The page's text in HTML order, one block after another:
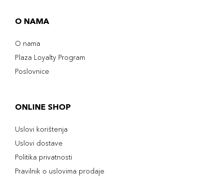
O NAMA
O nama
Plaza Loyalty Program
Poslovnice
ONLINE SHOP
Uslovi korištenja
Uslovi dostave
Politika privatnosti
Pravilnik o uslovima prodaje